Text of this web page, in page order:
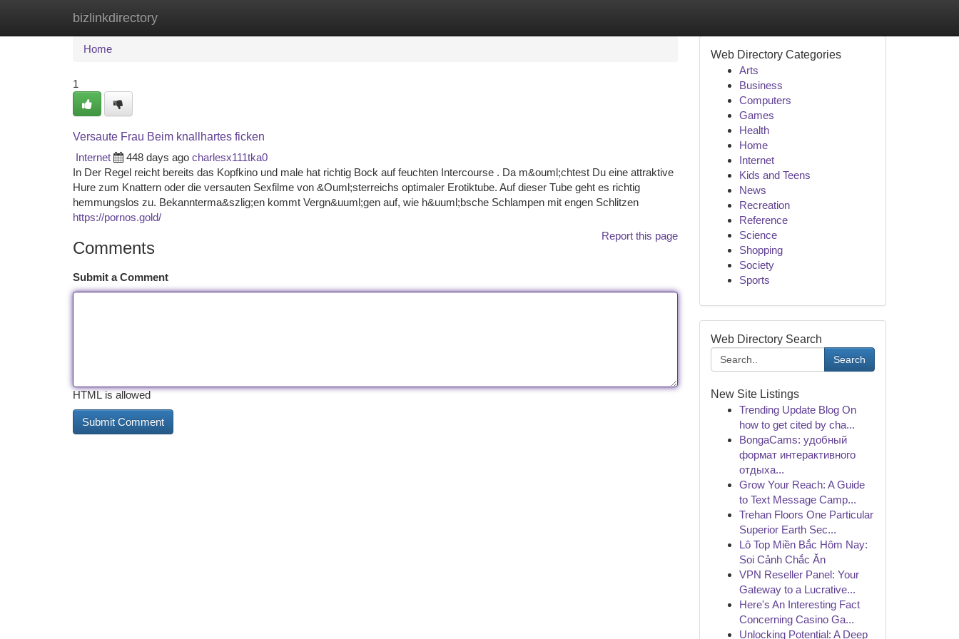
bizlinkdirectory
Home New Site Listings
Home
1
Versaute Frau Beim knallhartes ficken
Internet
448 days ago charlesx111tka0
In Der Regel reicht bereits das Kopfkino und male hat richtig Bock auf feuchten Intercourse . Da m&ouml;chtest Du eine attraktive
Hure zum Knattern oder die versauten Sexfilme von &Ouml;sterreichs optimaler Erotiktube. Auf dieser Tube geht es richtig
hemmungslos zu. Bekannterma&szlig;en kommt Vergn&uuml;gen auf, wie h&uuml;bsche Schlampen mit engen Schlitzen
https://pornos.gold/
Report this page
Comments
Submit a Comment
HTML is allowed
Web Directory Categories
Arts
Business
Computers
Games
Health
Home
Internet
Kids and Teens
News
Recreation
Reference
Science
Shopping
Society
Sports
Web Directory Search
Search
New Site Listings
Trending Update Blog On
how to get cited by cha...
BongaCams: удобный
формат интерактивного
отдыха...
Grow Your Reach: A Guide
to Text Message Camp...
Trehan Floors One Particular
Superior Earth Sec...
Lô Top Miền Bắc Hôm Nay:
Soi Cảnh Chắc Ăn
VPN Reseller Panel: Your
Gateway to a Lucrative...
Here's An Interesting Fact
Concerning Casino Ga...
Unlocking Potential: A Deep